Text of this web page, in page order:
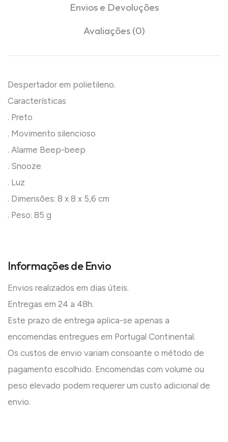
Envios e Devoluções
Avaliações (0)
Despertador em polietileno.
Características
. Preto
. Movimento silencioso
. Alarme Beep-beep
. Snooze
. Luz
. Dimensões: 8 x 8 x 5,6 cm
. Peso: 85 g
Informações de Envio
Envios realizados em dias úteis.
Entregas em 24 a 48h.
Este prazo de entrega aplica-se apenas a
encomendas entregues em Portugal Continental.
Os custos de envio variam consoante o método de
pagamento escolhido. Encomendas com volume ou
peso elevado podem requerer um custo adicional de
envio.